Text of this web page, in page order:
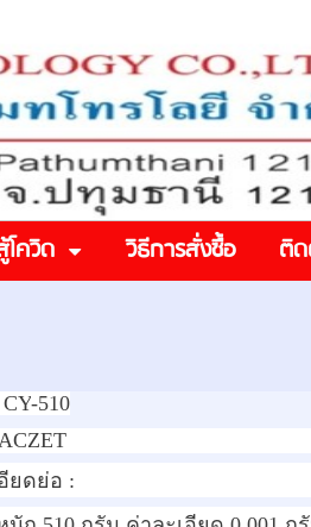
โควิด วิธีการสั่งซื้อ ติด
CY-510
ยดย่อ :